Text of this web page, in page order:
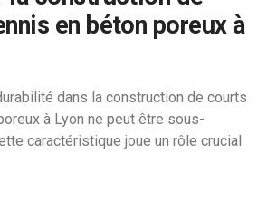
en béton poreux à
dans la construction de courts
à Lyon ne peut être sous-
caractéristique joue un rôle crucial